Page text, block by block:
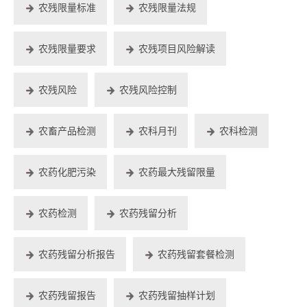
农残限量标准 农残限量法规
农残限量要求 农残项目风险解读
农残风险 农残风险控制
农畜产品检测 农科月刊 农科检测
农药化肥污染 农药最大残留限量
农药检测 农药残留分析
农药残留分析报告 农药残留套餐检测
农药残留报告 农药残留抽样计划